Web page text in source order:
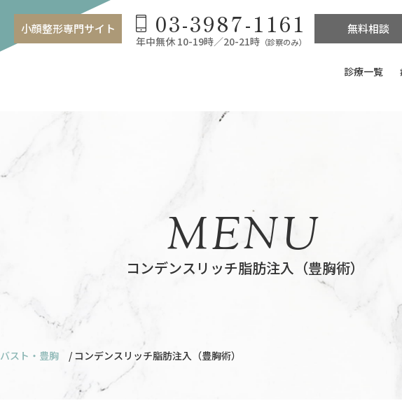
小顔整形専門サイト 03-3987-1161
年中無休 10-19時／20-21時 （診察のみ）
無料相談
診療一覧
コンデンスリッチ脂肪注入（豊胸術）
MENU
バスト・豊胸 / コンデンスリッチ脂肪注入（豊胸術）